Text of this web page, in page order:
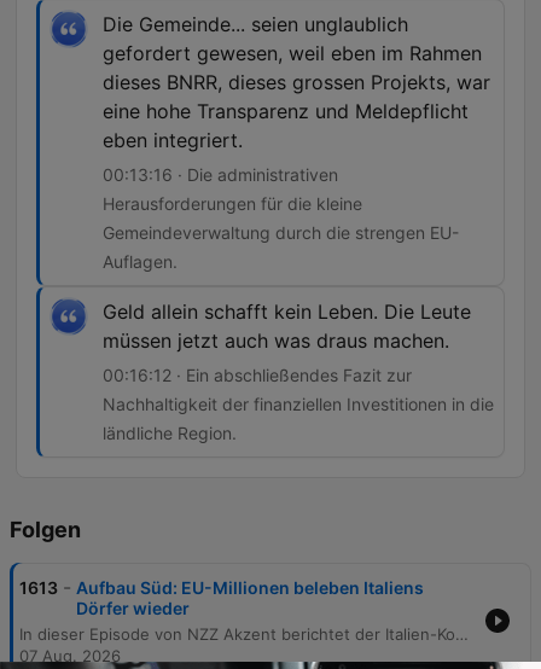
Die Gemeinde... seien unglaublich
gefordert gewesen, weil eben im Rahmen
dieses BNRR, dieses grossen Projekts, war
eine hohe Transparenz und Meldepflicht
eben integriert.
00:13:16 · Die administrativen
Herausforderungen für die kleine
Gemeindeverwaltung durch die strengen EU-
Auflagen.
Geld allein schafft kein Leben. Die Leute
müssen jetzt auch was draus machen.
00:16:12 · Ein abschließendes Fazit zur
Nachhaltigkeit der finanziellen Investitionen in die
ländliche Region.
Folgen
1613 - Aufbau Süd: EU-Millionen beleben Italiens
Dörfer wieder
In dieser Episode von NZZ Akzent berichtet der Italien-Korrespondent Luzi Bernit über die Entwicklung des kleinen italienischen Dorfes Trevinano im Latium. Einst durch Entvölkerung und den Verlust zentraler Institutionen wie der lokalen Trattoria geprägt, erlebt der Ort nun eine Transformation durch massive EU-Fördergelder aus dem PNRR-Programm. Der Bericht beleuchtet die Chancen und Herausforderungen eines 20-Millionen-Euro-Projekts zur Wiederbelebung von Borghi-Dörfern, die Sanierung von Immobilien sowie den Aufbau neuer Strukturen durch lokale Kooperativen. Dabei werden auch kritische Stimmen bezüglich der schnellen Mittelverwendung und der Belastung für die Gemeindeverwaltung thematisiert.
07 Aug. 2026